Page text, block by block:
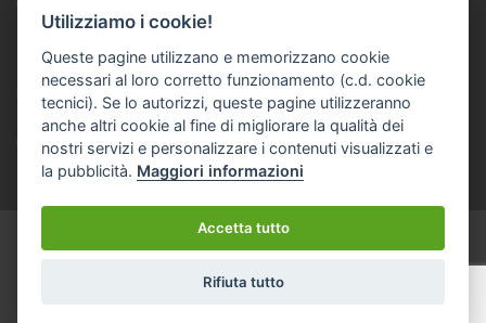
Mladějov na Moravě 153
+420 777 96 96 03
info@garden-parts.cz
Utilizziamo i cookie!
Queste pagine utilizzano e memorizzano cookie
necessari al loro corretto funzionamento (c.d. cookie
tecnici). Se lo autorizzi, queste pagine utilizzeranno
anche altri cookie al fine di migliorare la qualità dei
nostri servizi e personalizzare i contenuti visualizzati e
la pubblicità. Maggiori informazioni
Accetta tutto
Rifiuta tutto